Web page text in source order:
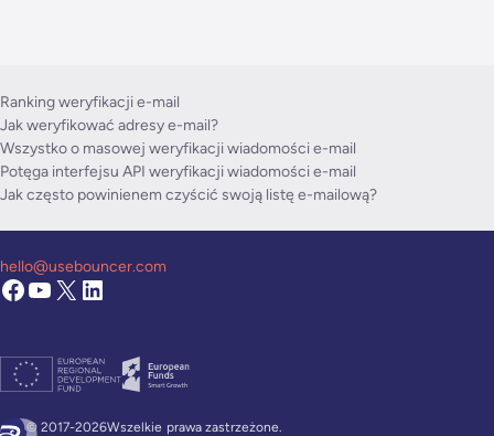
Ranking weryfikacji e-mail
Jak weryfikować adresy e-mail?
Wszystko o masowej weryfikacji wiadomości e-mail
Potęga interfejsu API weryfikacji wiadomości e-mail
Jak często powinienem czyścić swoją listę e-mailową?
© 2017-2026Wszelkie prawa zastrzeżone.
hello@usebouncer.com